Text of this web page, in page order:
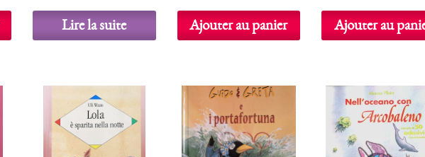
Lire la suite Ajouter au panier Ajouter au